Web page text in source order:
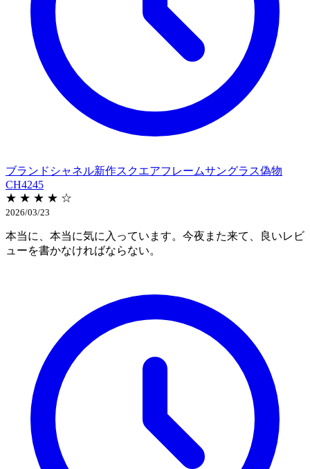
ブランドシャネル新作スクエアフレームサングラス偽物
CH4245
★ ★ ★ ★ ☆
2026/03/23
本当に、本当に気に入っています。今夜また来て、良いレビ
ューを書かなければならない。